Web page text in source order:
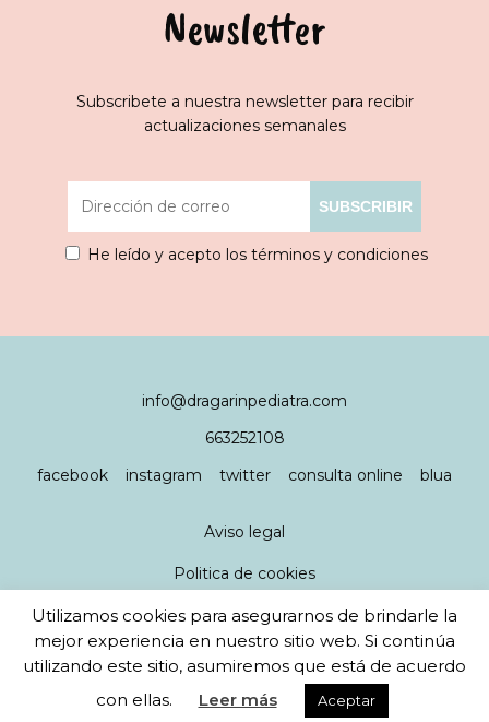
Newsletter
Subscribete a nuestra newsletter para recibir
actualizaciones semanales
He leído y acepto los términos y condiciones
info@dragarinpediatra.com
663252108
facebook
instagram twitter consulta online blua
Aviso legal
Politica de cookies
Política de privacidad
javikorea- ilustraciones
ebendesign
Utilizamos cookies para asegurarnos de brindarle la
mejor experiencia en nuestro sitio web. Si continúa
utilizando este sitio, asumiremos que está de acuerdo
con ellas.
Leer más Aceptar